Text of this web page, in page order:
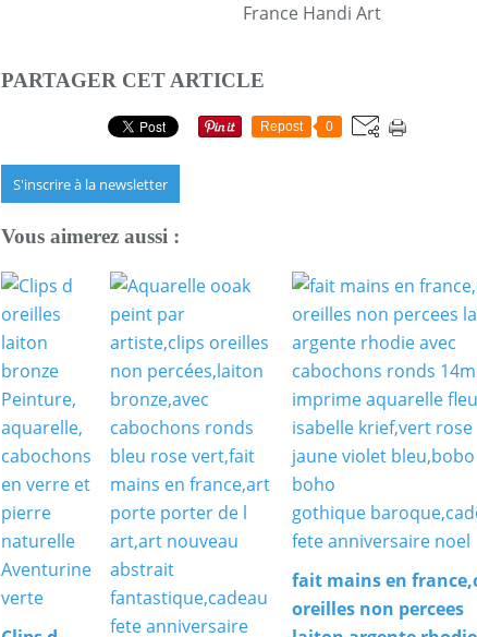
France Handi Art
PARTAGER CET ARTICLE
Repost 0
S'inscrire à la newsletter
Vous aimerez aussi :
fait mains en
oreilles non percees